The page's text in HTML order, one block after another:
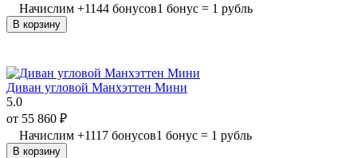
Начислим +1144 бонусов1 бонус = 1 рубль
В корзину
Диван угловой Манхэттен Мини
5.0
от 55 860 ₽
Начислим +1117 бонусов1 бонус = 1 рубль
В корзину